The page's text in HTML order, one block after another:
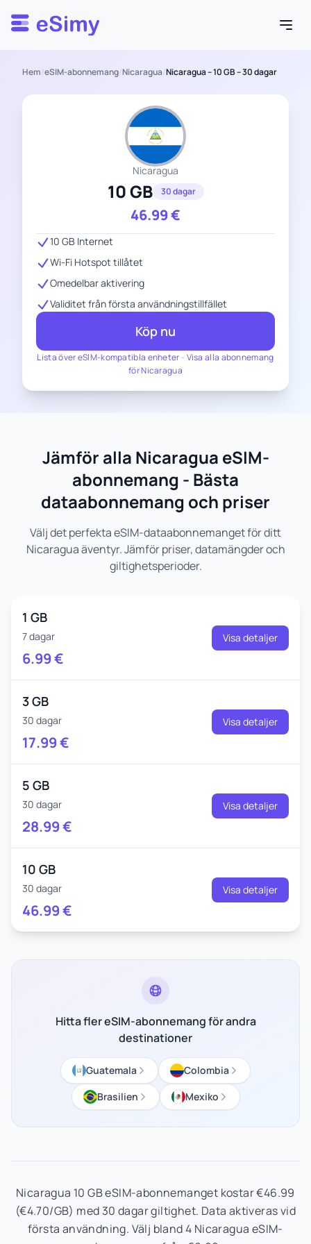
Esimy
Hem/eSIM-abonnemang/Nicaragua/Nicaragua – 10 GB – 30 dagar
Nicaragua
10 GB 30 dagar
46.99€
Lista över eSIM-kompatibla enheter - Visa alla abonnemang
för Nicaragua
10 GB Internet
Wi-Fi Hotspot tillåtet
Omedelbar aktivering
Validitet från första användningstillfället
Köp nu
Jämför alla Nicaragua eSIM-
abonnemang - Bästa
dataabonnemang och priser
Välj det perfekta eSIM-dataabonnemanget för ditt
Nicaragua äventyr. Jämför priser, datamängder och
giltighetsperioder.
1 GB
7 dagar
6.99€
Visa detaljer
3 GB
30 dagar
17.99€
Visa detaljer
5 GB
30 dagar
28.99€
Visa detaljer
10 GB
30 dagar
46.99€
Visa detaljer
Hitta fler eSIM-abonnemang för andra
destinationer
Guatemala
Colombia
Brasilien
Mexiko
Nicaragua 10 GB eSIM-abonnemanget kostar €46.99
(€4.70/GB) med 30 dagar giltighet. Data aktiveras vid
första användning. Välj bland 4 Nicaragua eSIM-